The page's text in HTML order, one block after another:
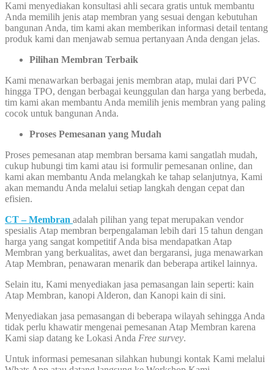
Kami menyediakan konsultasi ahli secara gratis untuk membantu
Anda memilih jenis atap membran yang sesuai dengan kebutuhan
bangunan Anda, tim kami akan memberikan informasi detail tentang
produk kami dan menjawab semua pertanyaan Anda dengan jelas.
Pilihan Membran Terbaik
Kami menawarkan berbagai jenis membran atap, mulai dari PVC
hingga TPO, dengan berbagai keunggulan dan harga yang berbeda,
tim kami akan membantu Anda memilih jenis membran yang paling
cocok untuk bangunan Anda.
Proses Pemesanan yang Mudah
Proses pemesanan atap membran bersama kami sangatlah mudah,
cukup hubungi tim kami atau isi formulir pemesanan online, dan
kami akan membantu Anda melangkah ke tahap selanjutnya, Kami
akan memandu Anda melalui setiap langkah dengan cepat dan
efisien.
CT – Membran adalah pilihan yang tepat merupakan vendor
spesialis Atap membran berpengalaman lebih dari 15 tahun dengan
harga yang sangat kompetitif Anda bisa mendapatkan Atap
Membran yang berkualitas, awet dan bergaransi, juga menawarkan
Atap Membran, penawaran menarik dan beberapa artikel lainnya.
Selain itu, Kami menyediakan jasa pemasangan lain seperti: kain
Atap Membran, kanopi Alderon, dan Kanopi kain di sini.
Menyediakan jasa pemasangan di beberapa wilayah sehingga Anda
tidak perlu khawatir mengenai pemesanan Atap Membran karena
Kami siap datang ke Lokasi Anda Free survey.
Untuk informasi pemesanan silahkan hubungi kontak Kami melalui